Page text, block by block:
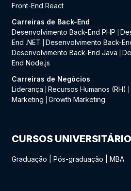
Front-End React
Carreiras de Back-End
Desenvolvimento Back-End PHP
End .NET
Desenvolvimento Back-
Desenvolvimento Back-End Java
End Node.js
Carreiras de Negócios
Liderança
Recursos Humanos (RH)
Marketing
Growth Marketing
CURSOS
Graduação Pós-graduação MBA